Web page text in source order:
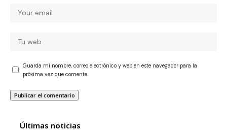
Guarda mi nombre, correo electrónico y web en este navegador para la
próxima vez que comente.
Últimas noticias